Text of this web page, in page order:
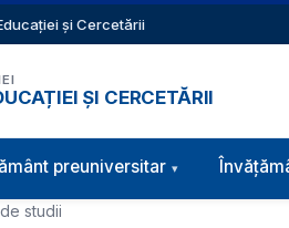
și Cercetării
ȘI CERCETĂRII
preuniversitar
studii